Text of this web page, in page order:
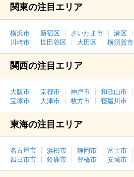
関東の注目エリア
横浜市 新宿区 さいたま市 港区
川崎市
世田谷区 大田区 横須賀市
関西の注目エリア
大阪市 京都市 神戸市 和歌山市
宝塚市
大津市 枚方市 寝屋川市
東海の注目エリア
名古屋市 浜松市 静岡市 富士市
四日市市
鈴鹿市 豊橋市 安城市